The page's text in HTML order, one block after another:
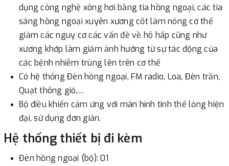
dụng công nghệ xông hơi bằng tia hồng ngoại, các tia
sáng hồng ngoại xuyên xương cốt làm nóng cơ thể
giảm các nguy cơ các vấn đề về hô hấp cũng như
xương khớp làm giảm ảnh hưởng từ sự tác động của
các bệnh nhiễm trùng lên trên cơ thể
Có hệ thống Đèn hồng ngoại, FM radio, Loa, Đèn trần,
Quạt thông gió,…
Bộ điều khiển cảm ứng với màn hình tinh thể lỏng hiện
đại, sử dụng đơn giản.
Hệ thống thiết bị đi kèm
Đèn hồng ngoại (bộ): 01